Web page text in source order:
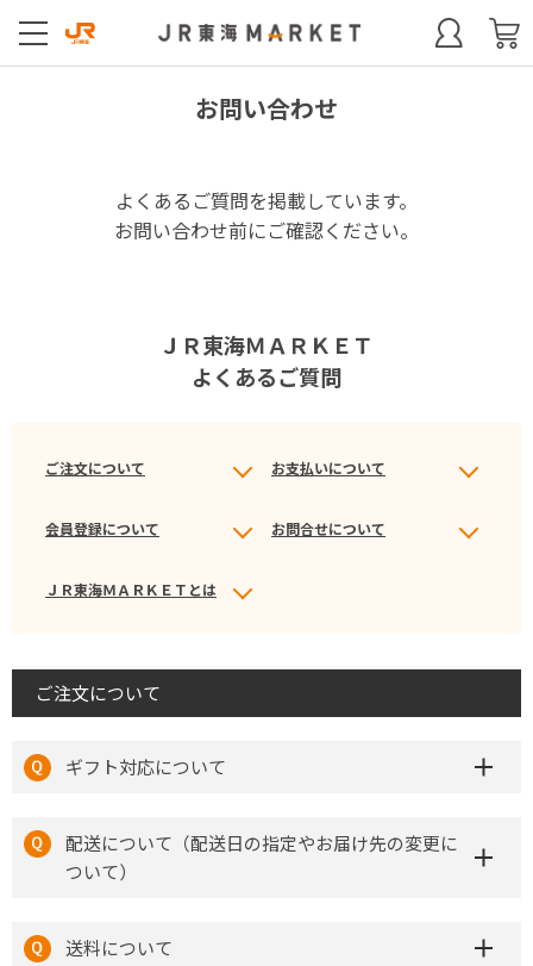
お問い合わせ
よくあるご質問を掲載しています。
お問い合わせ前にご確認ください。
ＪＲ東海ＭＡＲＫＥＴ
よくあるご質問
ご注文について お支払いについて
会員登録について お問合せについて
ＪＲ東海ＭＡＲＫＥＴとは
ご注文について
ギフト対応について
配送について（配送日の指定やお届け先の変更に
ついて）
送料について